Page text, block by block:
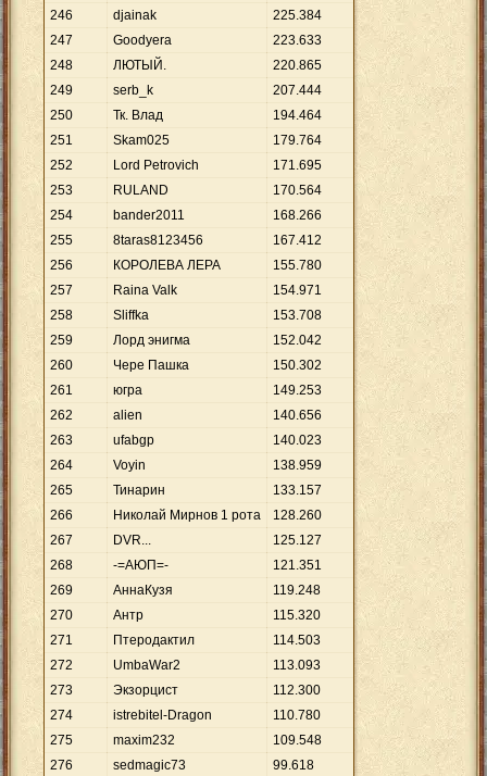
246
djainak 225.384
247
Goodyera 223.633
248
ЛЮТЫЙ. 220.865
249
serb_k 207.444
250
Тк. Влад 194.464
251
Skam025 179.764
252
Lord Petrovich 171.695
253
RULAND 170.564
254
bander2011 168.266
255
8taras8123456 167.412
256
КОРОЛЕВА ЛЕРА 155.780
257
Raina Valk 154.971
258
Sliffka 153.708
259
Лорд энигма 152.042
260
Чере Пашка 150.302
261
югра 149.253
262
alien 140.656
263
ufabgp 140.023
264
Voyin 138.959
265
Тинарин 133.157
266
Николай Мирнов 1 рота 128.260
267
DVR... 125.127
268
-=АЮП=- 121.351
269
АннаКузя 119.248
270
Антр 115.320
271
Птеродактил 114.503
272
UmbaWar2 113.093
273
Экзорцист 112.300
274
istrebitel-Dragon 110.780
275
maxim232 109.548
276
sedmagic73 99.618